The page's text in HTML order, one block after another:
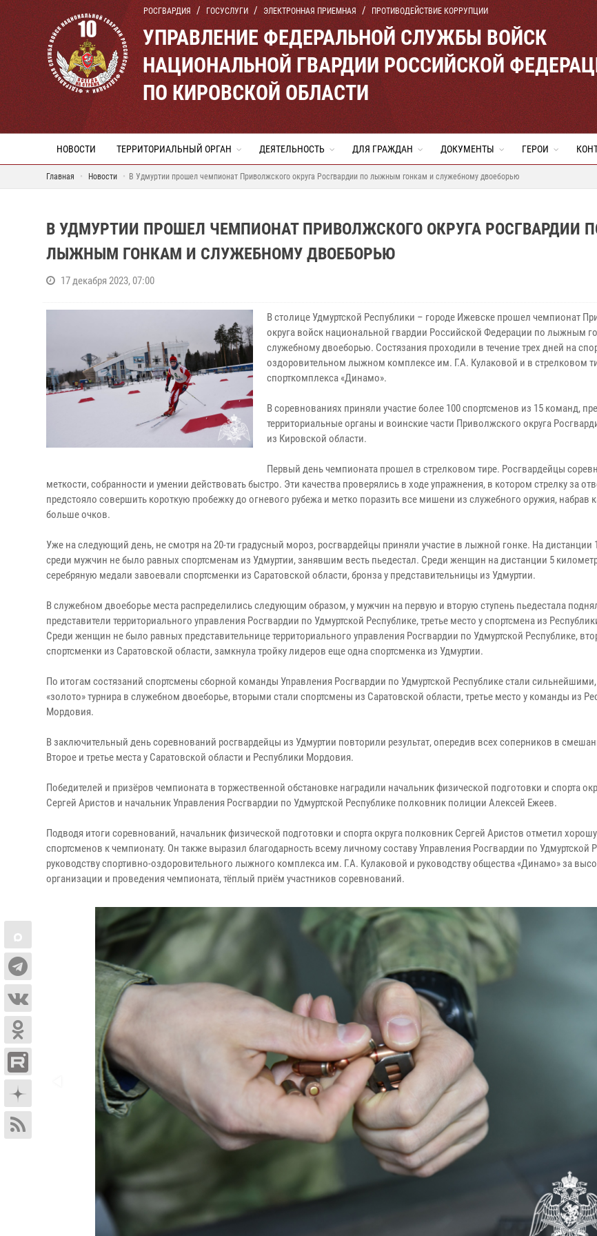
РОСГВАРДИЯ ГОСУСЛУГИ ЭЛЕКТРОННАЯ ПРИЕМНАЯ ПРОТИВОДЕЙСТВИЕ КОРРУПЦИИ
УПРАВЛЕНИЕ ФЕДЕРАЛЬНОЙ СЛУЖБЫ ВОЙСК
НАЦИОНАЛЬНОЙ ГВАРДИИ РОССИЙСКОЙ
ПО КИРОВСКОЙ ОБЛАСТИ
НОВОСТИ ТЕРРИТОРИАЛЬНЫЙ ОРГАН ДЕЯТЕЛЬНОСТЬ ДЛЯ ГРАЖДАН ДОКУМЕНТЫ ГЕРОИ
Главная Новости В Удмуртии прошел чемпионат Приволжского округа Росгвардии по лыжным гонкам и служебному двоеборью
В УДМУРТИИ ПРОШЕЛ ЧЕМПИОНАТ ПРИВОЛЖСКОГО ОКРУГА РОСГВАРДИИ
ЛЫЖНЫМ ГОНКАМ И СЛУЖЕБНОМУ ДВОЕБОРЬЮ
17 декабря 2023, 07:00
В столице Удмуртской Республики – городе Ижевске прошел чемпионат
округа войск национальной гвардии Российской Федерации по лыжным
служебному двоеборью. Состязания проходили в течение трех дней на
оздоровительном лыжном комплексе им. Г.А. Кулаковой и в стрелковом
спорткомплекса «Динамо».
В соревнованиях приняли участие более 100 спортсменов из 15 команд,
территориальные органы и воинские части Приволжского округа
из Кировской области.
Первый день чемпионата прошел в стрелковом тире. Росгвардейцы
меткости, собранности и умении действовать быстро. Эти качества проверялись в ходе упражнения, в котором стрелку за
предстояло совершить короткую пробежку до огневого рубежа и метко поразить все мишени из служебного оружия, набрав
больше очков.
Уже на следующий день, не смотря на 20-ти градусный мороз, росгвардейцы приняли участие в лыжной гонке. На дистанции
среди мужчин не было равных спортсменам из Удмуртии, занявшим весть пьедестал. Среди женщин на дистанции 5
серебряную медали завоевали спортсменки из Саратовской области, бронза у представительницы из Удмуртии.
В служебном двоеборье места распределились следующим образом, у мужчин на первую и вторую ступень пьедестала
представители территориального управления Росгвардии по Удмуртской Республике, третье место у спортсмена из
Среди женщин не было равных представительнице территориального управления Росгвардии по Удмуртской Республике,
спортсменки из Саратовской области, замкнула тройку лидеров еще одна спортсменка из Удмуртии.
По итогам состязаний спортсмены сборной команды Управления Росгвардии по Удмуртской Республике стали
«золото» турнира в служебном двоеборье, вторыми стали спортсмены из Саратовской области, третье место у команды из
Мордовия.
В заключительный день соревнований росгвардейцы из Удмуртии повторили результат, опередив всех соперников в
Второе и третье места у Саратовской области и Республики Мордовия.
Победителей и призёров чемпионата в торжественной обстановке наградили начальник физической подготовки и спорта
Сергей Аристов и начальник Управления Росгвардии по Удмуртской Республике полковник полиции Алексей Ежеев.
Подводя итоги соревнований, начальник физической подготовки и спорта округа полковник Сергей Аристов отметил
спортсменов к чемпионату. Он также выразил благодарность всему личному составу Управления Росгвардии по Удмуртской
руководству спортивно-оздоровительного лыжного комплекса им. Г.А. Кулаковой и руководству общества «Динамо» за
организации и проведения чемпионата, тёплый приём участников соревнований.